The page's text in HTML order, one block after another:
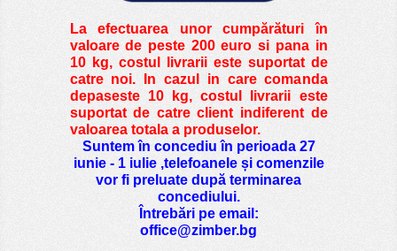
La efectuarea unor cumpărături în
valoare de peste200 euro si pana in
10 kg, costul livrarii este suportat de
catre noi. In cazul in care comanda
depaseste 10 kg, costul livrarii este
suportat de catre client indiferent de
valoarea totala a produselor.
Suntem în concediu în perioada 27
iunie - 1 iulie ,telefoanele și comenzile
vor fi preluate după terminarea
concediului.
Întrebări pe email:
office@zimber.bg